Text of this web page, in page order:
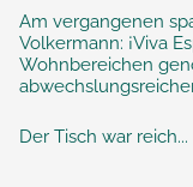
Am vergangenen
Volkermann: ¡Viva
Wohnbereichen
Der Tisch war reich...